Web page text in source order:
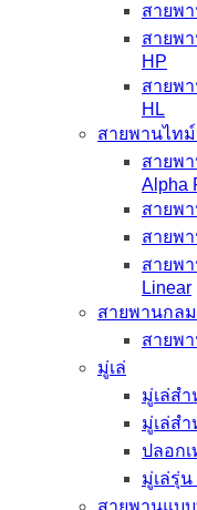
สายพ
สายพ
HP
สายพ
HL
สายพานไท
สายพ
Alpha
สายพ
สายพ
สายพ
Linear
สายพานกลม
สายพ
มู่เล่
มู่เล่ส
มู่เล่ส
ปลอกเ
มู่เล่รุ่น
สายพานแบบ